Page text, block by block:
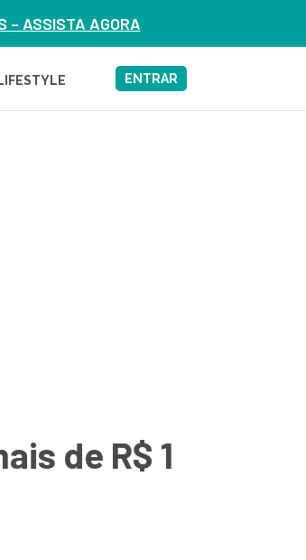
– ASSISTA AGORA
LIFESTYLE ENTRAR
de R$ 1